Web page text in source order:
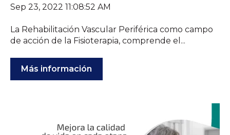
Sep 23, 2022 11:08:52 AM
La Rehabilitación Vascular Periférica como campo
de acción de la Fisioterapia, comprende el...
Más información